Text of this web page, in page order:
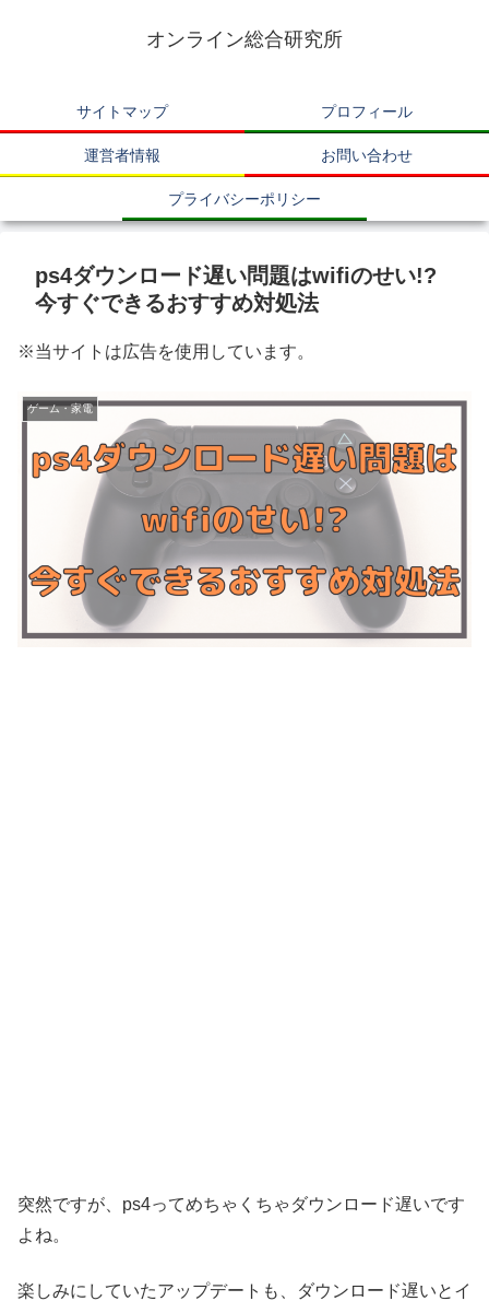
オンライン総合研究所
サイトマップ プロフィール
運営者情報 お問い合わせ
プライバシーポリシー
ps4ダウンロード遅い問題はwifiのせい!?
今すぐできるおすすめ対処法
※当サイトは広告を使用しています。
ゲーム・家電
突然ですが、ps4ってめちゃくちゃダウンロード遅いです
よね。
楽しみにしていたアップデートも、ダウンロード遅いとイ